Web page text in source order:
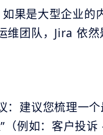
果是大型企业的
维团队，Jira 依
：建议您梳理一
（例如：客户投